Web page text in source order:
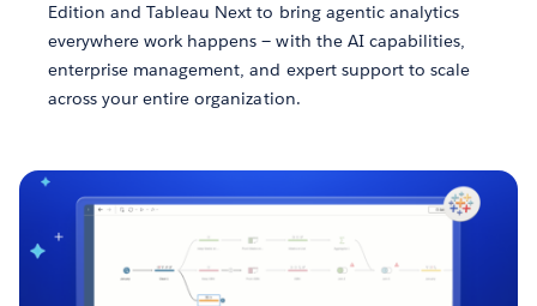
Edition and Tableau Next to bring agentic analytics
everywhere work happens — with the AI capabilities,
enterprise management, and expert support to scale
across your entire organization.